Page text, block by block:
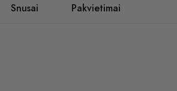
Snusai Pakvietimai